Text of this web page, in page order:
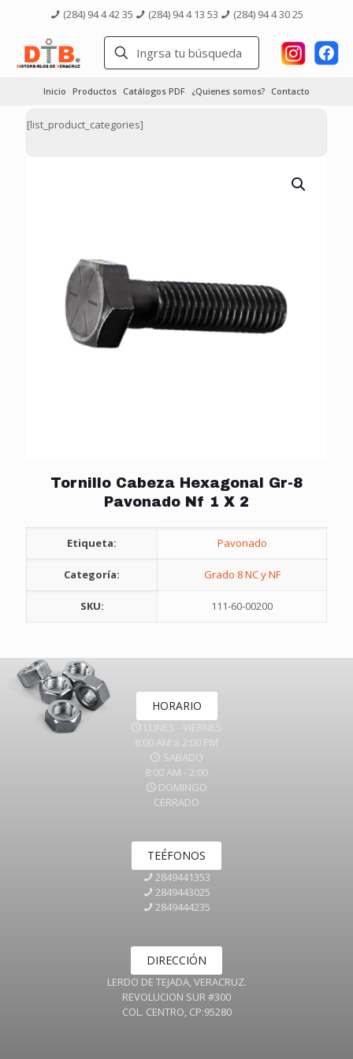
(284) 94 4 42 35 (284) 94 4 13 53 (284) 94 4 30 25
Inicio Productos Catálogos PDF ¿Quienes somos? Contacto
[list_product_categories]
Tornillo Cabeza Hexagonal Gr-8
Pavonado Nf 1 X 2
Etiqueta: Pavonado
Categoría: Grado 8 NC y NF
SKU: 111-60-00200
HORARIO
LUNES - VIERNES
8:00 AM a 2:00 PM
SABADO
8:00 AM - 2:00
DOMINGO
CERRADO
TEÉFONOS
2849441353
2849443025
2849444235
DIRECCIÓN
LERDO DE TEJADA, VERACRUZ.
REVOLUCION SUR #300
COL. CENTRO, CP:95280